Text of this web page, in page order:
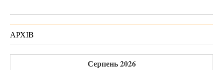
АРХІВ
Серпень 2026